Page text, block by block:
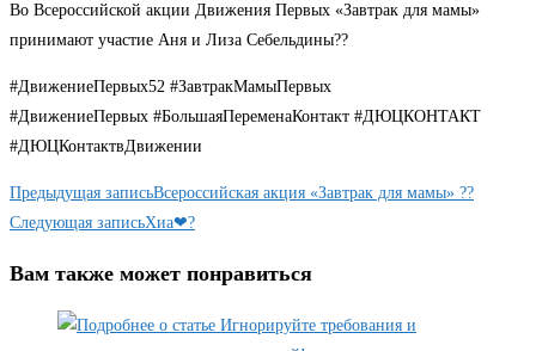
Во Всероссийской акции Движения Первых «Завтрак для мамы»
принимают участие Аня и Лиза Себельдины??
#ДвижениеПервых52 #ЗавтракМамыПервых
#ДвижениеПервых #БольшаяПеременаКонтакт #ДЮЦКОНТАКТ
#ДЮЦКонтактвДвижении
Еще
статьи
Предыдущая записьВсероссийская акция «Завтрак для мамы» ??
Следующая записьХиа❤‍?
Вам также может понравиться